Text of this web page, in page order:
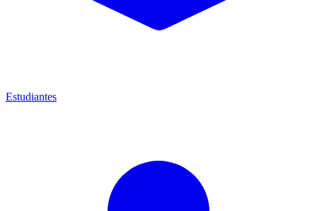
Estudiantes